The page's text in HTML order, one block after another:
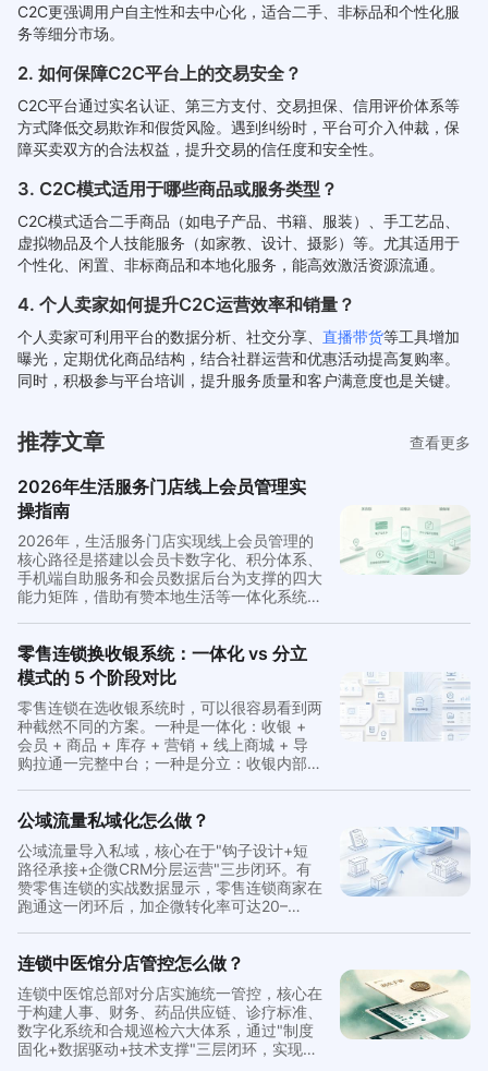
C2C更强调用户自主性和去中心化，适合二手、非标品和个性化服
务等细分市场。
2. 如何保障C2C平台上的交易安全？
C2C平台通过实名认证、第三方支付、交易担保、信用评价体系等
方式降低交易欺诈和假货风险。遇到纠纷时，平台可介入仲裁，保
障买卖双方的合法权益，提升交易的信任度和安全性。
3. C2C模式适用于哪些商品或服务类型？
C2C模式适合二手商品（如电子产品、书籍、服装）、手工艺品、
虚拟物品及个人技能服务（如家教、设计、摄影）等。尤其适用于
个性化、闲置、非标商品和本地化服务，能高效激活资源流通。
4. 个人卖家如何提升C2C运营效率和销量？
个人卖家可利用平台的数据分析、社交分享、 直播带货等工具增加
曝光，定期优化商品结构，结合社群运营和优惠活动提高复购率。
同时，积极参与平台培训，提升服务质量和客户满意度也是关键。
推荐文章 查看更多
2026年生活服务门店线上会员管理实
操指南
2026年，生活服务门店实现线上会员管理的
核心路径是搭建以会员卡数字化、积分体系、
手机端自助服务和会员数据后台为支撑的四大
能力矩阵，借助有赞本地生活等一体化系统，
零售连锁换收银系统：一体化 vs 分立
模式的 5 个阶段对比
零售连锁在选收银系统时，可以很容易看到两
种截然不同的方案。一种是一体化：收银 +
会员 + 商品 + 库存 + 营销 + 线上商城 + 导
购拉通一完整中台；一种是分立：收银内部开
能用”层面都能跑，但在运行一向后，它们在
一盘货能力、员工绩效五个层面会拉开极大差
距。本文拆解五个阶段的对比，帮你招招到花
钱前就回答“到底选哪一套”。
公域流量私域化怎么做？
公域流量导入私域，核心在于"钩子设计+短
路径承接+企微CRM分层运营"三步闭环。有
赞零售连锁的实战数据显示，零售连锁商家在
跑通这一闭环后，加企微转化率可达20–
连锁中医馆分店管控怎么做？
连锁中医馆总部对分店实施统一管控，核心在
于构建人事、财务、药品供应链、诊疗标准、
数字化系统和合规巡检六大体系，通过"制度
固化+数据驱动+技术支撑"三层闭环，实现对